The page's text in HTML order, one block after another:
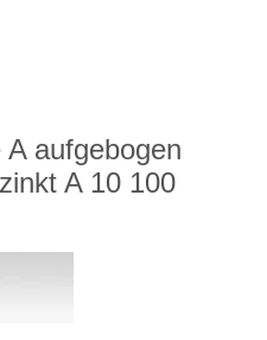
aufgebogen
A 10 100